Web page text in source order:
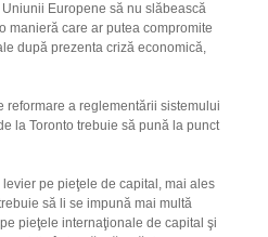
Europene să nu slăbească
manieră care ar putea compromite
după prezenta criză economică,
reformare a reglementării sistemului
la Toronto trebuie să pună la punct
pe pieţele de capital, mai ales
să li se impună mai multă
pieţele internaţionale de capital şi